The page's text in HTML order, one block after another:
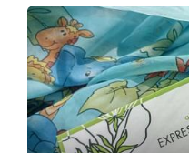
развитие данного
универсальными
масла люблю в
остановить свой